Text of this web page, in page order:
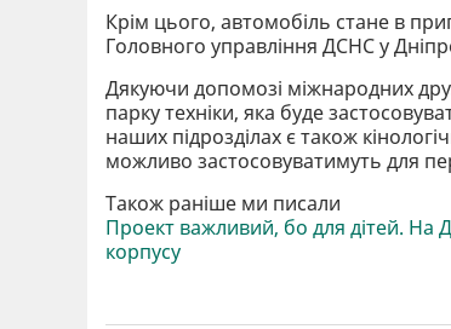
Крім цього, автомобіль стане в
Головного управління ДСНС у
Дякуючи допомозі міжнародних
парку техніки, яка буде
наших підрозділах є також
можливо застосовуватимуть для
Також раніше ми писали
Проект важливий, бо для дітей. На
корпусу